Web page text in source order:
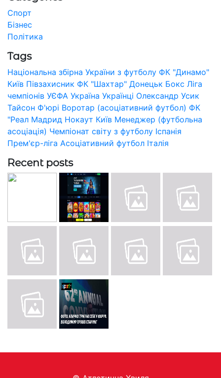
Спорт
Бізнес
Політика
Tags
Національна збірна України з футболу ФК "Динамо"
Київ Півзахисник ФК "Шахтар" Донецьк Бокс Ліга
чемпіонів УЄФА Україна Українці Олександр Усик
Тайсон Ф'юрі Воротар (асоціативний футбол) ФК
"Реал Мадрид Нокаут Київ Менеджер (футбольна
асоціація) Чемпіонат світу з футболу Іспанія
Прем'єр-ліга Асоціативний футбол Італія
Recent posts